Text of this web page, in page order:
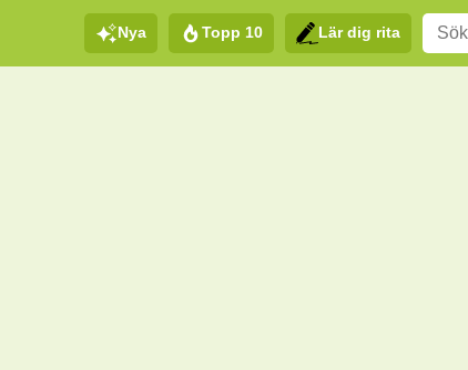
Nya Topp 10 Lär dig rita